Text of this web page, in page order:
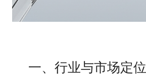
一、行业与市场定位